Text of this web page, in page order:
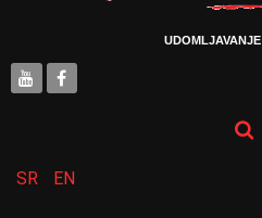
UDOMLJAVANJE
SR EN